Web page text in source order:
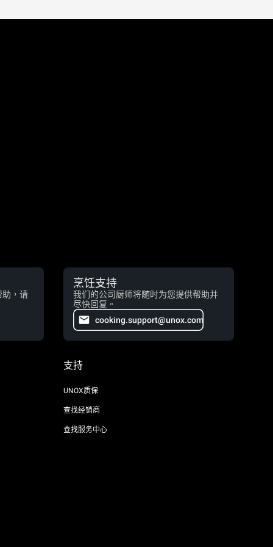
助，请
烹饪支持
我们的公司厨师将随时为您提供帮助并
尽快回复。
cooking.support@unox.com
支持
UNOX质保
查找经销商
查找服务中心